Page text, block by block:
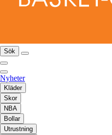
Sök
Nyheter
Kläder
Skor
NBA
Bollar
Utrustning